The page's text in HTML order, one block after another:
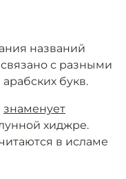
названий
с разными
букв.
знаменует
хиджре.
в исламе